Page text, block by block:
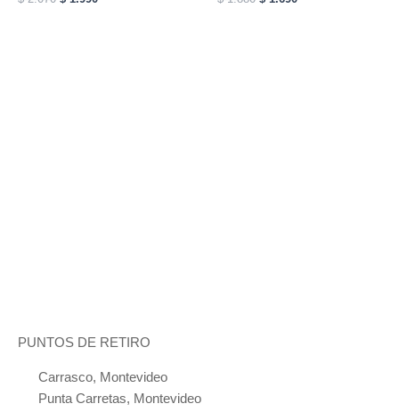
multiple
PUNTOS DE RETIRO
Carrasco, Montevideo
Punta Carretas, Montevideo